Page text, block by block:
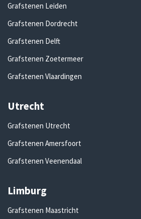
Grafstenen Leiden
Grafstenen Dordrecht
Grafstenen Delft
Grafstenen Zoetermeer
Grafstenen Vlaardingen
Utrecht
Grafstenen Utrecht
Grafstenen Amersfoort
Grafstenen Veenendaal
Limburg
Grafstenen Maastricht